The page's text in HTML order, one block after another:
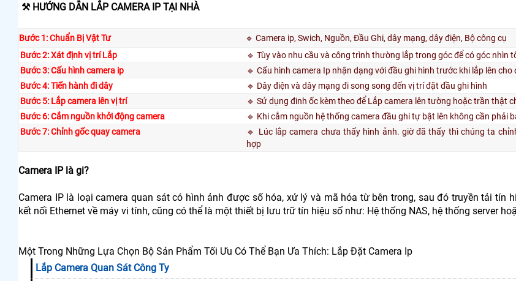
⚒ HƯỚNG DẪN LẮP CAMERA IP TẠI NHÀ
Bước 1: Chuẩn Bị Vật Tư
🔹 Camera ip, Swich, Nguồn, Đầu Ghi, dây mạng, dây điện, Bộ công cụ
Bước 2: Xát định vị trí Lắp
🔹 Tùy vào nhu cầu và công trình thường lắp trong góc để có góc nhìn
Bước 3: Cấu hình camera ip
🔹 Cấu hình camera Ip nhận dạng với đầu ghi hình trước khi lắp lên cho
Bước 4: Tiến hành đi dây
🔹 Dây điện và dây mạng đi song song đến vị trí đặt đầu ghi hình
Bước 5: Lắp camera lên vị trí
🔹 Sử dụng đinh ốc kèm theo để Lắp camera lên tường hoặc trần thật
Bước 6: Cắm nguồn khởi động camera
🔹 Khi cắm nguồn hệ thống camera đầu ghi tự bật lên không cần phải
Bước 7: Chỉnh gốc quay camera
🔹 Lúc lắp camera chưa thấy hình ảnh. giờ đã thấy thì chúng ta
hợp
Camera IP là gi?
Camera IP là loại camera quan sát có hình ảnh được số hóa, xử lý và mã hóa từ bên trong, sau đó truyền tải tín
kết nối Ethernet về máy vi tính, cũng có thể là một thiết bị lưu trữ tín hiệu số như: Hệ thống NAS, hệ thống server
Một Trong Những Lựa Chọn Bộ Sản Phẩm Tối Ưu Có Thể Bạn Ưa Thích: Lắp Đặt Camera Ip
Lắp Camera Quan Sát Công Ty